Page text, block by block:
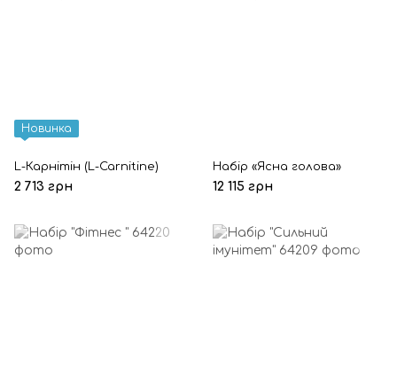
Новинка
L-Карнітін (L-Carnitine)
2 713 грн
Набір «Ясна голова»
12 115 грн